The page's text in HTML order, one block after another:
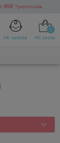
65€*península
Mi cuenta Mi cesta